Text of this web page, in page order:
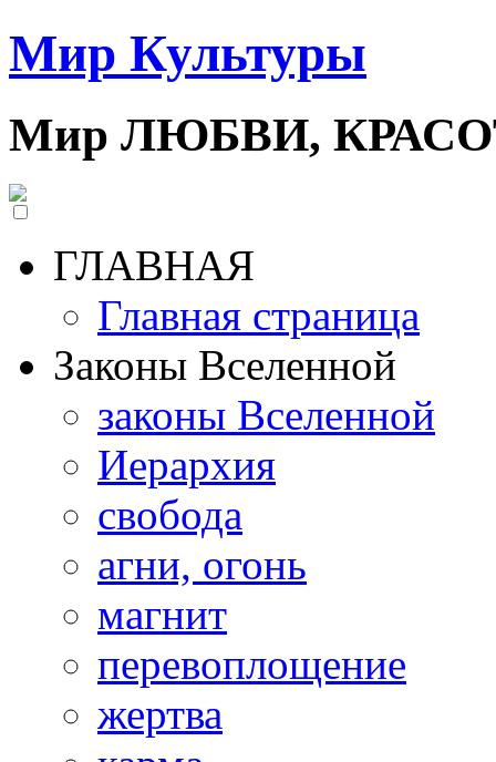
Мир Культуры
Мир ЛЮБВИ,
ГЛАВНАЯ
Главная страница
Законы Вселенной
законы Вселенной
Иерархия
свобода
агни, огонь
магнит
перевоплощение
жертва